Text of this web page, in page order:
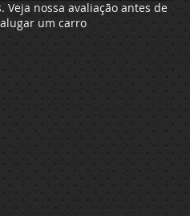
Veja nossa avaliação antes de
um carro